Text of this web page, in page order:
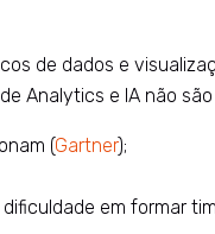
de dados e
Analytics e IA não
(Gartner);
em formar